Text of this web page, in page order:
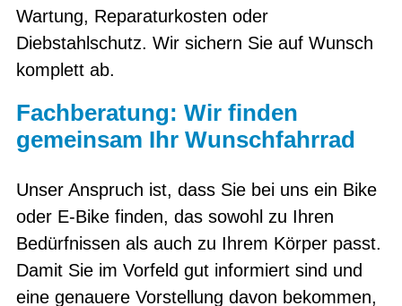
Wartung, Reparaturkosten oder
Diebstahlschutz. Wir sichern Sie auf Wunsch
komplett ab.
Fachberatung: Wir finden
gemeinsam Ihr Wunschfahrrad
Unser Anspruch ist, dass Sie bei uns ein Bike
oder E-Bike finden, das sowohl zu Ihren
Bedürfnissen als auch zu Ihrem Körper passt.
Damit Sie im Vorfeld gut informiert sind und
eine genauere Vorstellung davon bekommen,